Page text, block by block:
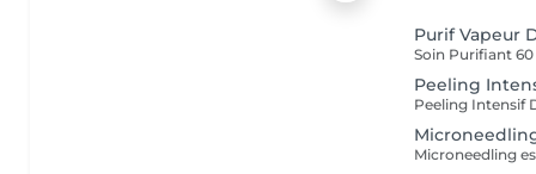
Purif Vapeur
Peeling